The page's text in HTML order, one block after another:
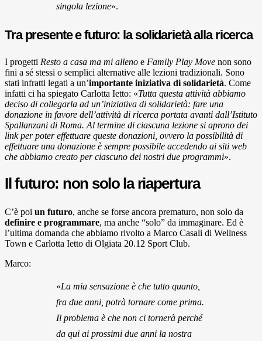
singola lezione».
Tra presente e futuro: la solidarietà alla ricerca
I progetti Resto a casa ma mi alleno e Family Play Move non sono
fini a sé stessi o semplici alternative alle lezioni tradizionali. Sono
stati infratti legati a un’importante iniziativa di solidarietà. Come
infatti ci ha spiegato Carlotta Ietto: «Tutta questa attività abbiamo
deciso di collegarla ad un’iniziativa di solidarietà: fare una
donazione in favore dell’attività di ricerca portata avanti dall’Istituto
Spallanzani di Roma. Al termine di ciascuna lezione si aprono dei
link per poter effettuare queste donazioni, ovvero la possibilità di
effettuare una donazione è sempre possibile accedendo ai siti web
che abbiamo creato per ciascuno dei nostri due programmi».
Il futuro: non solo la riapertura
C’è poi un futuro, anche se forse ancora prematuro, non solo da
definire e programmare, ma anche “solo” da immaginare. Ed è
l’ultima domanda che abbiamo rivolto a Marco Casali di Wellness
Town e Carlotta Ietto di Olgiata 20.12 Sport Club.
Marco:
«La mia sensazione è che tutto quanto,
fra due anni, potrà tornare come prima.
Il problema è che non ci tornerà perché
da qui ai prossimi due anni la nostra